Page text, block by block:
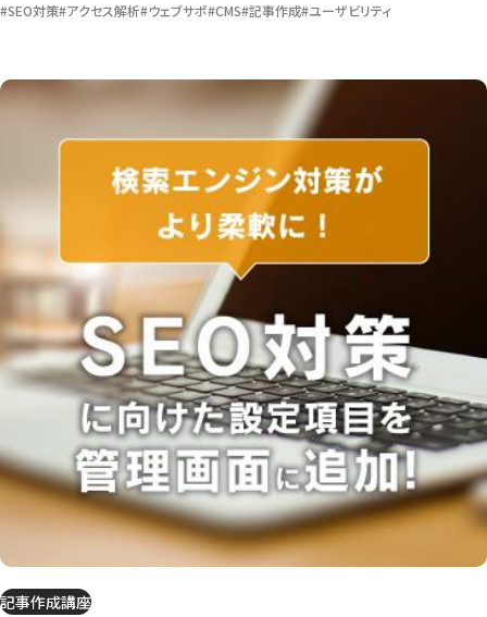
#SEO対策#アクセス解析#ウェブサポ#CMS#記事作成#ユーザビリティ
記事作成講座